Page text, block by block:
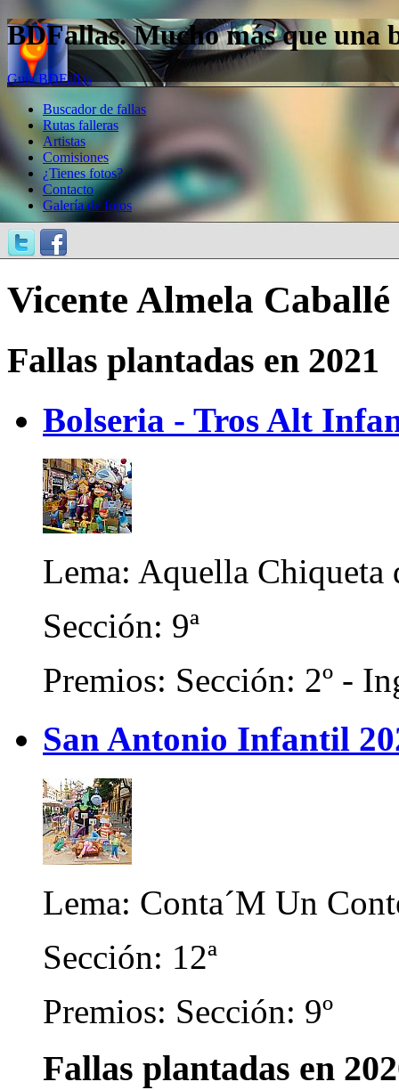
BDFallas. Mucho más que una
Guía BDFallas
Buscador de fallas
Rutas falleras
Artistas
Comisiones
¿Tienes fotos?
Contacto
Galería de fotos
Vicente Almela Caballé
Fallas plantadas en 2021
Bolseria - Tros Alt
Lema: Aquella Chiqueta
Sección: 9ª
Premios: Sección: 2º -
San Antonio Infantil
Lema: Conta´M Un
Sección: 12ª
Premios: Sección: 9º
Fallas plantadas en